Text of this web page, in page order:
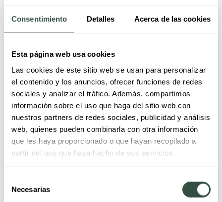
Consentimiento Detalles Acerca de las cookies
Esta página web usa cookies
Las cookies de este sitio web se usan para personalizar
el contenido y los anuncios, ofrecer funciones de redes
sociales y analizar el tráfico. Además, compartimos
información sobre el uso que haga del sitio web con
nuestros partners de redes sociales, publicidad y análisis
web, quienes pueden combinarla con otra información
que les haya proporcionado o que hayan recopilado a
partir del uso que haya hecho de sus servicios.
Necesarias
reduce riesgos legales y protege tanto a usuarios como a
equipos eléctricos.
Para este tipo de revisiones, facilitamos el acceso a
electricistas especializados que ayudan a verificar el
cumplimiento normativo y corregir posibles deficiencias.
Preguntas frecuentes
sobre cortes de luz en
invierno
¿Ofrecéis mantenimiento